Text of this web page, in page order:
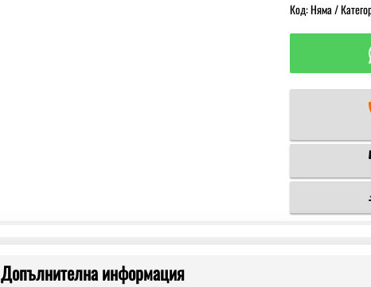
Auarita
Код:Няма
Допълнителна информация